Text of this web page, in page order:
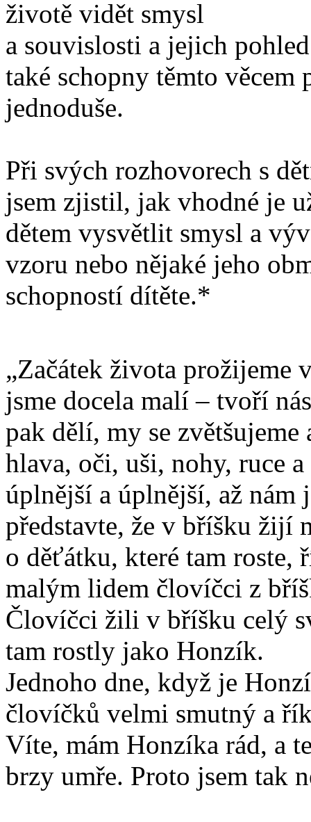
životě vidět smysl
a souvislosti a jejich
také schopny těmto věcem
jednoduše.
Při svých rozhovorech s
jsem zjistil, jak vhodné je
dětem vysvětlit smysl a
vzoru nebo nějaké jeho
schopností dítěte.*
„Začátek života prožijeme
jsme docela malí – tvoří
pak dělí, my se zvětšujeme
hlava, oči, uši, nohy, ruce
úplnější a úplnější, až nám
představte, že v bříšku
o děťátku, které tam roste,
malým lidem človíčci z
Človíčci žili v bříšku celý
tam rostly jako Honzík.
Jednoho dne, když je
človíčků velmi smutný a
Víte, mám Honzíka rád, a
brzy umře. Proto jsem tak